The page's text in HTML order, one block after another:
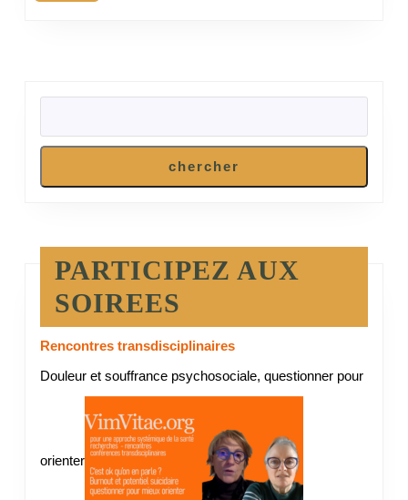
chercher
PARTICIPEZ AUX
SOIREES
Rencontres transdisciplinaires
Douleur et souffrance psychosociale, questionner pour
orienter